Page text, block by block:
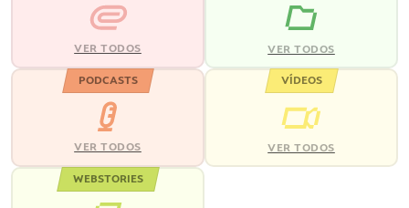
VER TODOS VER TODOS
PODCASTS
VER TODOS
VÍDEOS
VER TODOS
WEBSTORIES